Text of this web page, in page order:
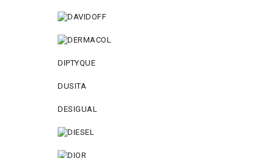
DIPTYQUE
DUSITA
DESIGUAL